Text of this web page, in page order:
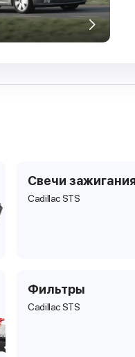
Свечи зажигания
Cadillac STS
Фильтры
Cadillac STS